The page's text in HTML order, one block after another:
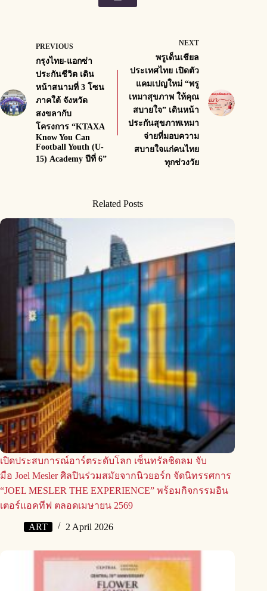
PREVIOUS
กรุงไทย-แอกซ่า
ประกันชีวิต เดิน
หน้าสนามที่ 3 โซน
ภาคใต้ จังหวัด
สงขลากับ
โครงการ “KTAXA
Know You Can
Football Youth (U-
15) Academy ปีที่ 6”
NEXT
พรูเด็นเชียล
ประเทศไทย เปิดตัว
แคมเปญใหม่ “พรู
เหมาสุขภาพ ให้คุณ
สบายใจ” เดินหน้า
ประกันสุขภาพเหมา
จ่ายที่มอบความ
สบายใจแก่คนไทย
ทุกช่วงวัย
Related Posts
เปิดประสบการณ์อาร์ตระดับโลก เซ็นทรัลชิดลม จับ
มือ Joel Mesler ศิลปินร่วมสมัยจากนิวยอร์ก จัดนิทรรศการ
“JOEL MESLER THE EXPERIENCE” พร้อมกิจกรรมอิน
เตอร์แอคทีฟ ตลอดเมษายน 2569
ART 2 April 2026